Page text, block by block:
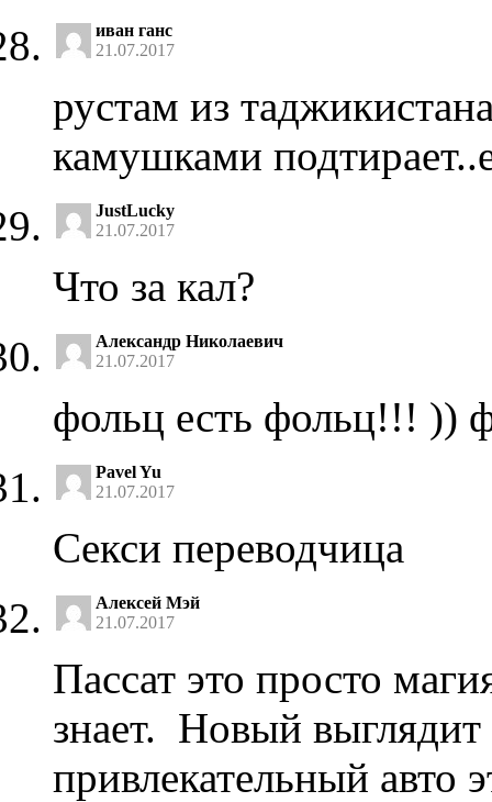
иван ганс
21.07.2017
рустам из
камушками
JustLucky
21.07.2017
Что за кал?
Александр Николаевич
21.07.2017
фольц есть фольц!!! ))
Pavel Yu
21.07.2017
Секси переводчица
Алексей Мэй
21.07.2017
Пассат это просто
знает. Новый
привлекательный авто